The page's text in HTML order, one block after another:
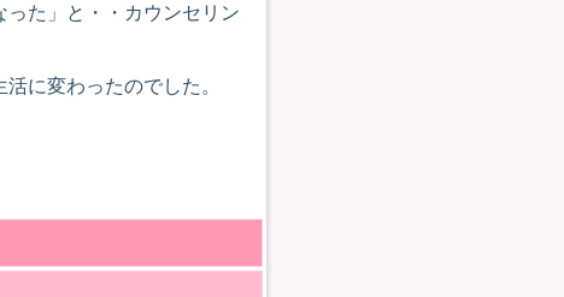
た」と・・カウンセリン
に変わったのでした。